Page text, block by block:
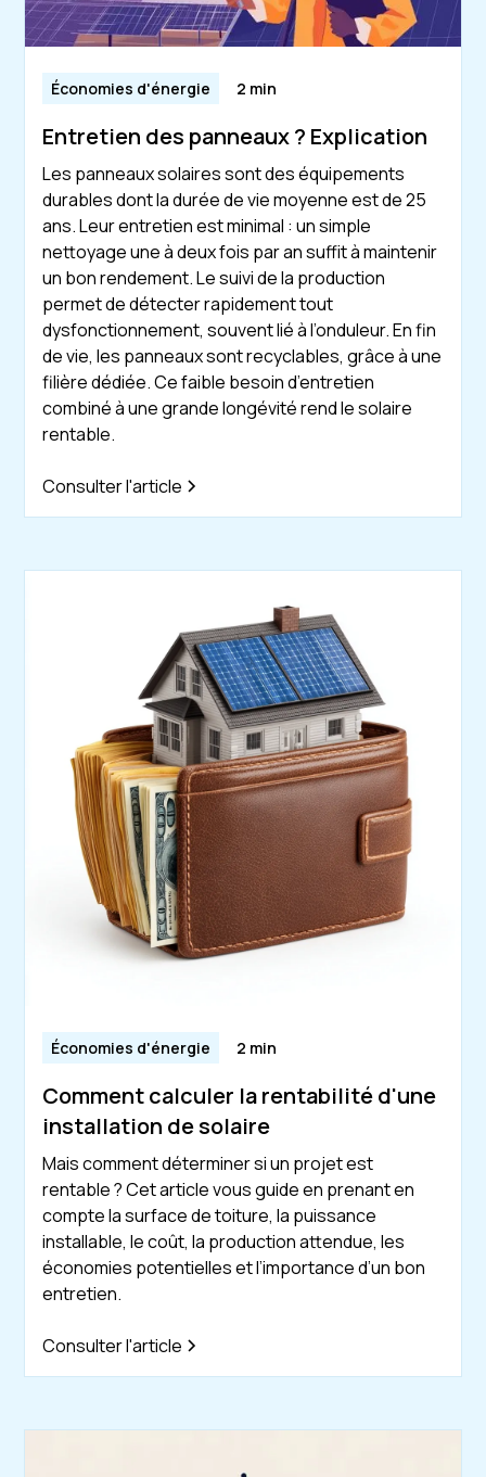
Économies d'énergie 2 min
Entretien des panneaux ? Explication
Les panneaux solaires sont des équipements
durables dont la durée de vie moyenne est de 25
ans. Leur entretien est minimal : un simple
nettoyage une à deux fois par an suffit à maintenir
un bon rendement. Le suivi de la production
permet de détecter rapidement tout
dysfonctionnement, souvent lié à l’onduleur. En fin
de vie, les panneaux sont recyclables, grâce à une
filière dédiée. Ce faible besoin d’entretien
combiné à une grande longévité rend le solaire
rentable.
Consulter l'article
Économies d'énergie 2 min
Comment calculer la rentabilité d'une
installation de solaire
Mais comment déterminer si un projet est
rentable ? Cet article vous guide en prenant en
compte la surface de toiture, la puissance
installable, le coût, la production attendue, les
économies potentielles et l’importance d’un bon
entretien.
Consulter l'article